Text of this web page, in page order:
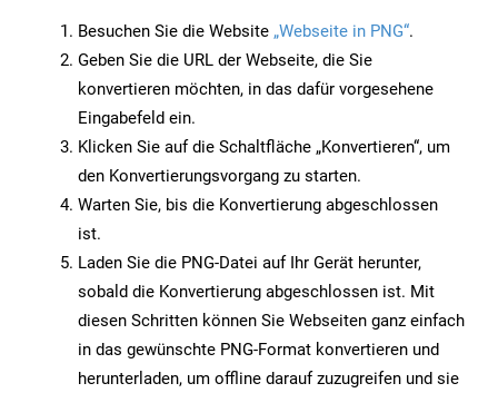
Besuchen Sie die Website „Webseite in PNG“.
Geben Sie die URL der Webseite, die Sie
konvertieren möchten, in das dafür vorgesehene
Eingabefeld ein.
Klicken Sie auf die Schaltfläche „Konvertieren“, um
den Konvertierungsvorgang zu starten.
Warten Sie, bis die Konvertierung abgeschlossen
ist.
Laden Sie die PNG-Datei auf Ihr Gerät herunter,
sobald die Konvertierung abgeschlossen ist. Mit
diesen Schritten können Sie Webseiten ganz einfach
in das gewünschte PNG-Format konvertieren und
herunterladen, um offline darauf zuzugreifen und sie